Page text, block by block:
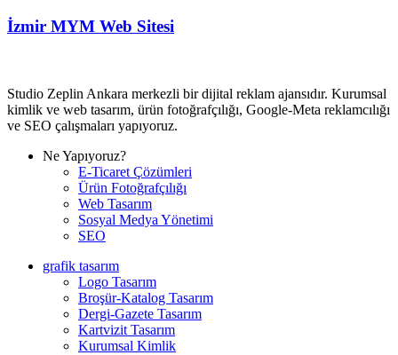
İzmir MYM Web Sitesi
Studio Zeplin Ankara merkezli bir dijital reklam ajansıdır. Kurumsal
kimlik ve web tasarım, ürün fotoğrafçılığı, Google-Meta reklamcılığı
ve SEO çalışmaları yapıyoruz.
Ne Yapıyoruz?
E-Ticaret Çözümleri
Ürün Fotoğrafçılığı
Web Tasarım
Sosyal Medya Yönetimi
SEO
grafik tasarım
Logo Tasarım
Broşür-Katalog Tasarım
Dergi-Gazete Tasarım
Kartvizit Tasarım
Kurumsal Kimlik